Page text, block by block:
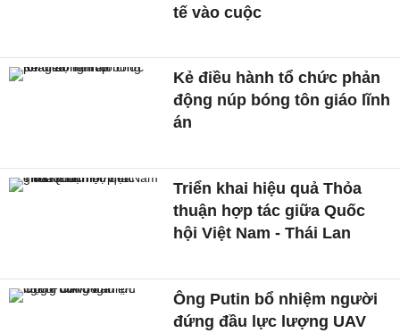
tế vào cuộc
Kẻ điều hành tổ chức phản
động núp bóng tôn giáo lĩnh
án
Triển khai hiệu quả Thỏa
thuận hợp tác giữa Quốc
hội Việt Nam - Thái Lan
Ông Putin bổ nhiệm người
đứng đầu lực lượng UAV